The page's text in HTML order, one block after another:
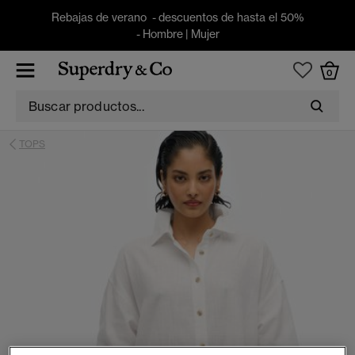
Rebajas de verano - descuentos de hasta el 50%
- Hombre| Mujer
0
TOPS